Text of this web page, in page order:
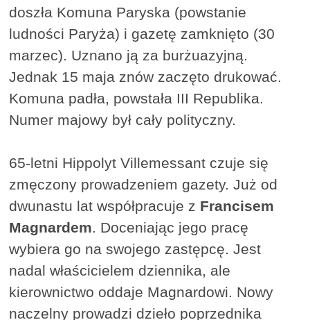
doszła Komuna Paryska (powstanie
ludności Paryża) i gazetę zamknięto (30
marzec). Uznano ją za burżuazyjną.
Jednak 15 maja znów zaczęto drukować.
Komuna padła, powstała III Republika.
Numer majowy był cały polityczny.
65-letni Hippolyt Villemessant czuje się
zmęczony prowadzeniem gazety. Już od
dwunastu lat współpracuje z Francisem
Magnardem. Doceniając jego pracę
wybiera go na swojego zastępcę. Jest
nadal właścicielem dziennika, ale
kierownictwo oddaje Magnardowi. Nowy
naczelny prowadzi dzieło poprzednika